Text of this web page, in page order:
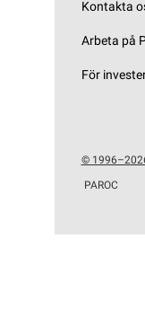
Kontakta
Arbeta på
För
©
PAROC